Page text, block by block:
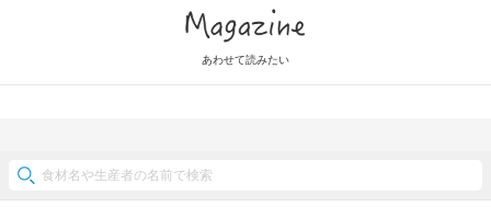
あわせて読みたい